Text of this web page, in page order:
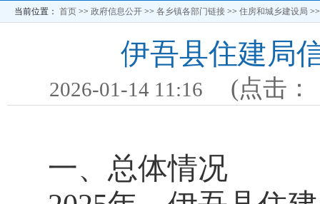
当前位置： 首页 >> 政府信息公开 >> 各乡镇各部门链接 >> 住房和城乡建设局
伊吾县住建局
2026-01-14 11:16 (点击：
一、总体情况